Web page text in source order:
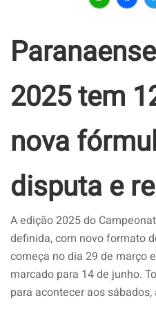
2025 tem
nova
disputa e
A edição 2025 do
definida, com novo formato
começa no dia 29 de março
marcado para 14 de junho.
para acontecer aos sábados,